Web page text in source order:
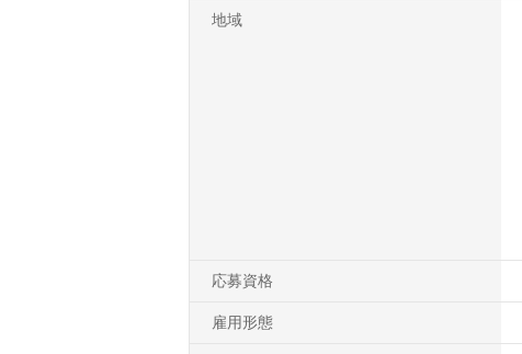
地域
応募資格
雇用形態